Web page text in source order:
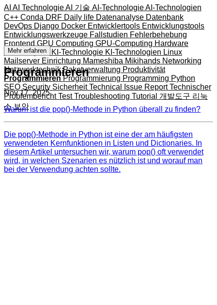
AI AI TechnologieAI 기술 AI-TechnologieAI-Technologien
C++ Conda DRF Daily life Datenanalyse Datenbank
DevOps Django Docker Entwicklertools Entwicklungstools
Entwicklungswerkzeuge Fallstudien Fehlerbehebung
Frontend GPU Computing GPU-Computing Hardware
JavaScriptKI KI-Technologie KI-Technologien Linux
Mailserver Einrichtung Mameshiba Mikihands Networking
NetzwerktechnikPaketverwaltung Produktivität
ProgrammierenProgrammierung Programming Python
SEO Security SicherheitTechnical Issue ReportTechnischer
ProblemberichtTestTroubleshooting Tutorial 개발도구 리눅
스보안
Mehr erfahren
Programmieren
Nov 17, 2025
Warum ist die pop()-Methode in Python überall zu finden?
Die pop()-Methode in Python ist eine der am häufigsten
verwendeten Kernfunktionen in Listen und Dictionaries. In
diesem Artikel untersuchen wir, warum pop() oft verwendet
wird, in welchen Szenarien es nützlich ist und worauf man
bei der Verwendung achten sollte.